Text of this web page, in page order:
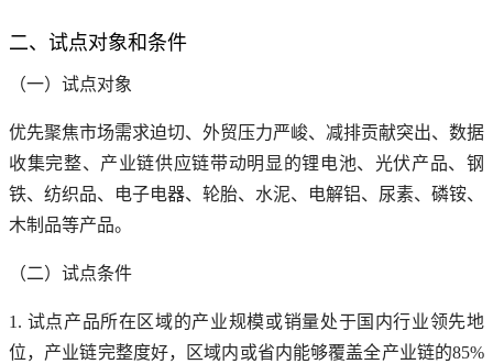
二、试点对象和条件
（一）试点对象
优先聚焦市场需求迫切、外贸压力严峻、减排贡献突出、数据
收集完整、产业链供应链带动明显的锂电池、光伏产品、钢
铁、纺织品、电子电器、轮胎、水泥、电解铝、尿素、磷铵、
木制品等产品。
（二）试点条件
1. 试点产品所在区域的产业规模或销量处于国内行业领先地
位，产业链完整度好，区域内或省内能够覆盖全产业链的85%